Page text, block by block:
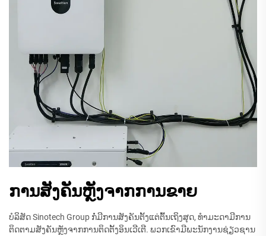
ການສັງຄັນຫຼັງຈາກການຂາຍ
ບໍລິສັດ Sinotech Group ກໍ່ມີການສັງຄັນຕັ້ງແຕ່ຕົ້ນເຖິງສຸດ, ທຳມະດາມີການ
ຕິດຕາມສັງຄັນຫຼັງຈາກການຕິດຕັ້ງອິນເວີເຕີ. ພວກເຂົາມີພະນັກງານຊ່ຽວຊານ